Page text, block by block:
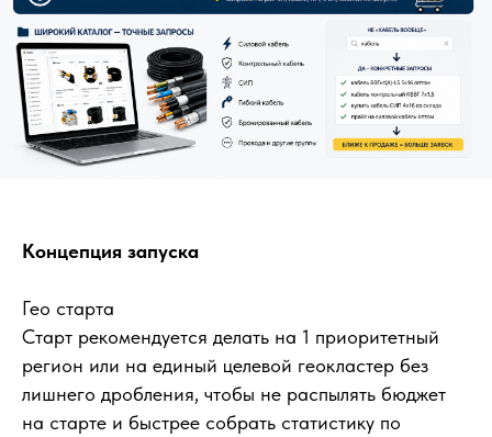
Концепция запуска
Гео старта
Старт рекомендуется делать на 1 приоритетный
регион или на единый целевой геокластер без
лишнего дробления, чтобы не распылять бюджет
на старте и быстрее собрать статистику по